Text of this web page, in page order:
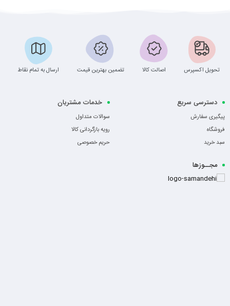
تحویل اکسپرس اصالت کالا تضمین بهترین قیمت ارسال به تمام نقاط
دسترسی سریع
پیگیری سفارش
فروشگاه
سبد خرید
خدمات مشتریان
سوالات متداول
رویه بازگردانی کالا
حریم خصوصی
مجــوزها